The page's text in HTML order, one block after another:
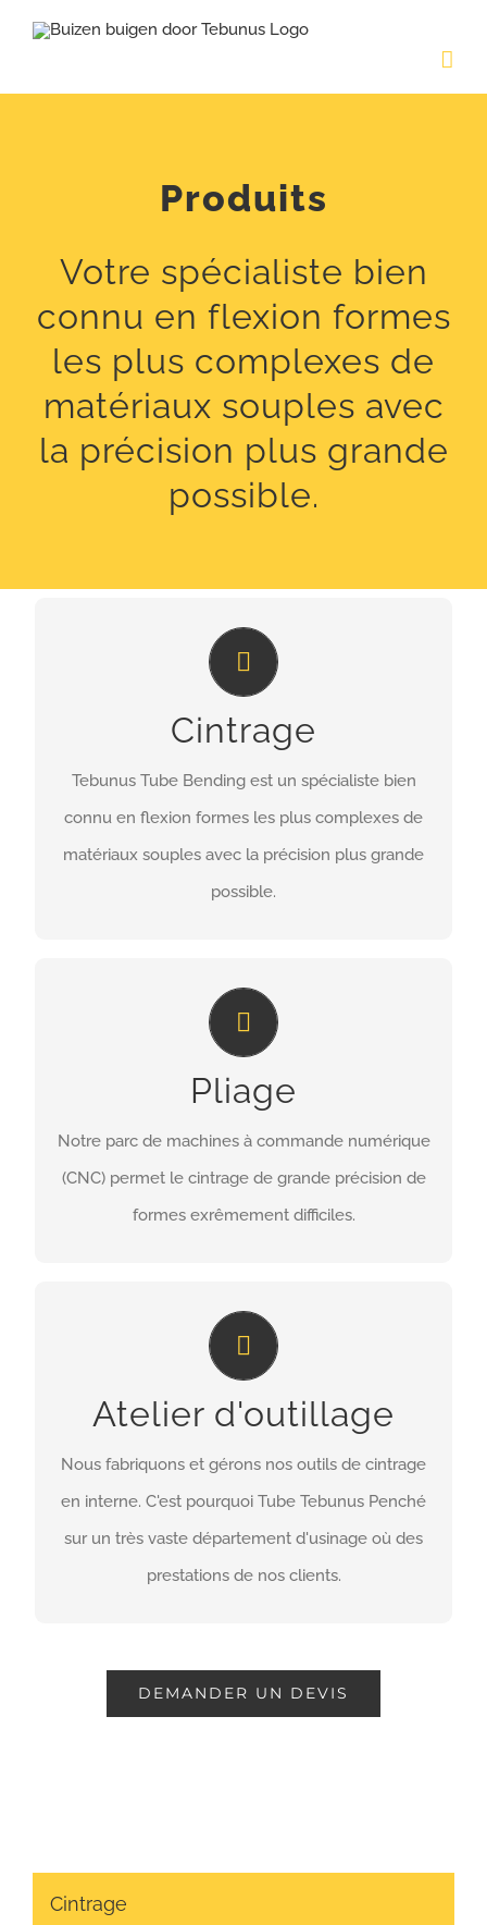
content
Produits
Votre spécialiste bien
connu en flexion formes
les plus complexes de
matériaux souples avec
la précision plus grande
possible.
Cintrage
Tebunus Tube Bending est un spécialiste bien
connu en flexion formes les plus complexes de
matériaux souples avec la précision plus grande
possible.
Cintrage des tubes
Nous nous inclinons froid avec des machines
CNC très avancés.
LIRE PLUS
Pliage
Notre parc de machines à commande numérique
(CNC) permet le cintrage de grande précision de
formes exrêmement difficiles.
pliage de tubes
Nous nous spécialisons également dans de
tubes en U (épingles) les utilisés dans les
LIRE PLUS
Atelier d'outillage
Nous fabriquons et gérons nos outils de cintrage
en interne. C'est pourquoi Tube Tebunus Penché
sur un très vaste département d'usinage où des
prestations de nos clients.
personnalisation
Sur presque toutes les questions techniques de
production, peut nous de répondre.
LIRE PLUS
DEMANDER UN DEVIS
Cintrage